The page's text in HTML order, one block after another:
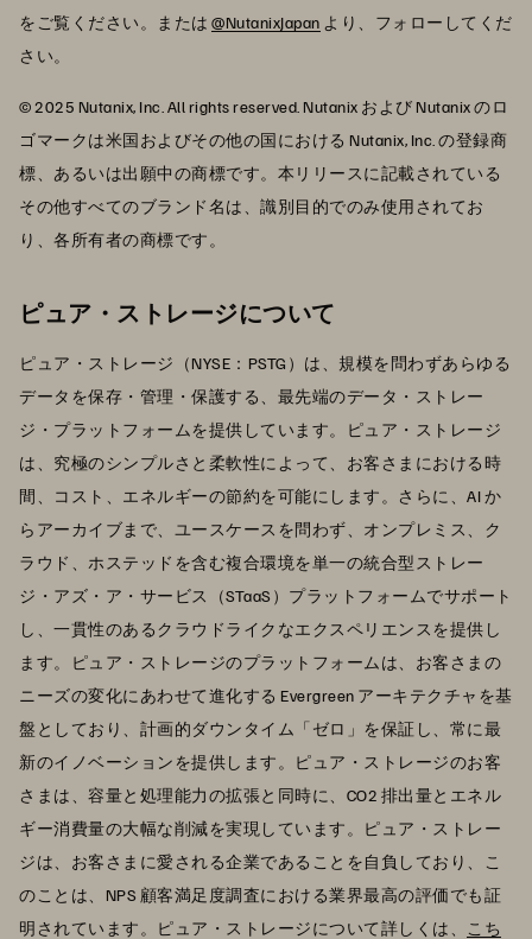
をご覧ください。または @NutanixJapan より、フォローしてくだ
さい。
© 2025 Nutanix, Inc. All rights reserved. Nutanix および Nutanix のロ
ゴマークは米国およびその他の国における Nutanix, Inc. の登録商
標、あるいは出願中の商標です。本リリースに記載されている
その他すべてのブランド名は、識別目的でのみ使用されてお
り、各所有者の商標です。
ピュア・ストレージについて
ピュア・ストレージ（NYSE：PSTG）は、規模を問わずあらゆる
データを保存・管理・保護する、最先端のデータ・ストレー
ジ・プラットフォームを提供しています。ピュア・ストレージ
は、究極のシンプルさと柔軟性によって、お客さまにおける時
間、コスト、エネルギーの節約を可能にします。さらに、AI か
らアーカイブまで、ユースケースを問わず、オンプレミス、ク
ラウド、ホステッドを含む複合環境を単一の統合型ストレー
ジ・アズ・ア・サービス（STaaS）プラットフォームでサポート
し、一貫性のあるクラウドライクなエクスペリエンスを提供し
ます。ピュア・ストレージのプラットフォームは、お客さまの
ニーズの変化にあわせて進化する Evergreen アーキテクチャを基
盤としており、計画的ダウンタイム「ゼロ」を保証し、常に最
新のイノベーションを提供します。ピュア・ストレージのお客
さまは、容量と処理能力の拡張と同時に、CO2 排出量とエネル
ギー消費量の大幅な削減を実現しています。ピュア・ストレー
ジは、お客さまに愛される企業であることを自負しており、こ
のことは、NPS 顧客満足度調査における業界最高の評価でも証
明されています。ピュア・ストレージについて詳しくは、
こち